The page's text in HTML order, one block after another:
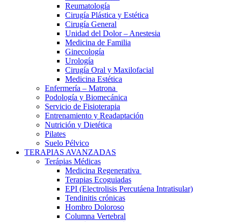
Reumatología
Cirugía Plástica y Estética
Cirugía General
Unidad del Dolor – Anestesia
Medicina de Familia
Ginecología
Urología
Cirugía Oral y Maxilofacial
Medicina Estética
Enfermería – Matrona
Podología y Biomecánica
Servicio de Fisioterapia
Entrenamiento y Readaptación
Nutrición y Dietética
Pilates
Suelo Pélvico
TERAPIAS AVANZADAS
Terápias Médicas
Medicina Regenerativa
Terapias Ecoguiadas
EPI (Electrolisis Percutáena Intratisular)
Tendinitis crónicas
Hombro Doloroso
Columna Vertebral